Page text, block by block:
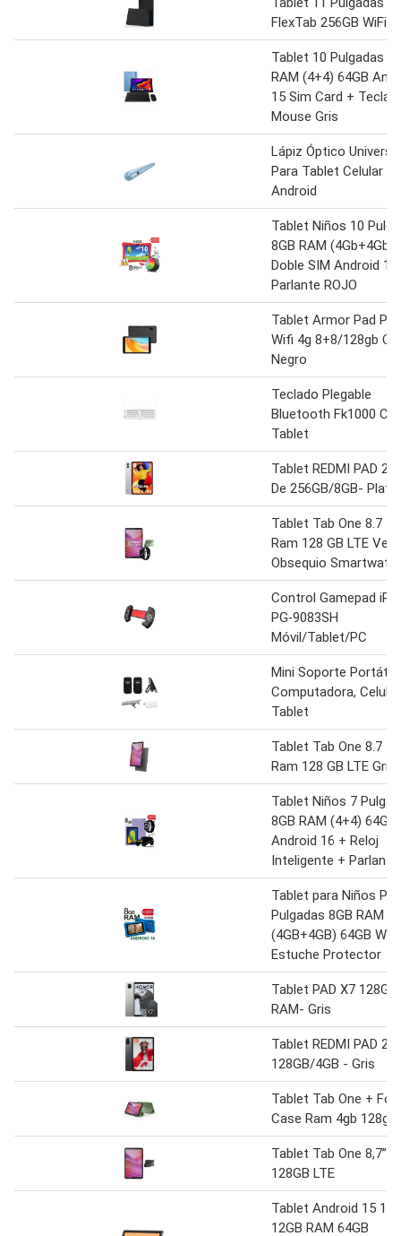
FlexTab 256GB WiFi
Tablet 10 Pulgadas
RAM (4+4) 64GB
15 Sim Card +
Mouse Gris
Lápiz Óptico Universal
Para Tablet Celular
Android
Tablet Niños 10
8GB RAM (4Gb+4Gb)
Doble SIM Android 14
Parlante ROJO
Tablet Armor Pad
Wifi 4g 8+8/128gb
Negro
Teclado Plegable
Bluetooth Fk1000
Tablet
Tablet REDMI PAD 2
De 256GB/8GB- Plata
Tablet Tab One 8.7
Ram 128 GB LTE
Obsequio
Control Gamepad
PG‑9083SH
Móvil/Tablet/PC
Mini Soporte Portátil
Computadora,
Tablet
Tablet Tab One 8.7
Ram 128 GB LTE Gris
Tablet Niños 7
8GB RAM (4+4) 64GB
Android 16 + Reloj
Inteligente + Parlante
Tablet para Niños
Pulgadas 8GB RAM
(4GB+4GB) 64GB
Estuche Protector
Tablet PAD X7 128GB
RAM- Gris
Tablet REDMI PAD 2
128GB/4GB - Gris
Tablet Tab One +
Case Ram 4gb 128gb
Tablet Tab One 8,7”
128GB LTE
Tablet Android 15
12GB RAM 64GB